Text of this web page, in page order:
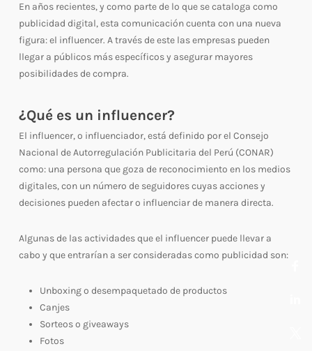
En años recientes, y como parte de lo que se cataloga como
publicidad digital, esta comunicación cuenta con una nueva
figura: el influencer. A través de este las empresas pueden
llegar a públicos más específicos y asegurar mayores
posibilidades de compra.
¿Qué es un influencer?
El influencer, o influenciador, está definido por el Consejo
Nacional de Autorregulación Publicitaria del Perú (CONAR)
como: una persona que goza de reconocimiento en los medios
digitales, con un número de seguidores cuyas acciones y
decisiones pueden afectar o influenciar de manera directa.
Algunas de las actividades que el influencer puede llevar a
cabo y que entrarían a ser consideradas como publicidad son:
Unboxing o desempaquetado de productos
Canjes
Sorteos o giveaways
Fotos